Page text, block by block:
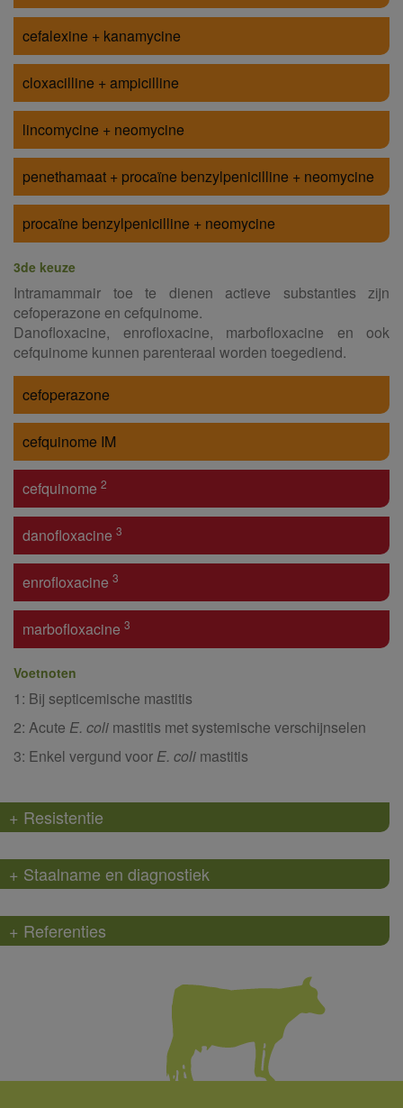
cefalexine + kanamycine
cloxacilline + ampicilline
lincomycine + neomycine
penethamaat + procaïne benzylpenicilline + neomycine
procaïne benzylpenicilline + neomycine
3de keuze
Intramammair toe te dienen actieve substanties zijn
cefoperazone en cefquinome.
Danofloxacine, enrofloxacine, marbofloxacine en ook
cefquinome kunnen parenteraal worden toegediend.
cefoperazone
cefquinome IM
cefquinome 2
danofloxacine 3
enrofloxacine 3
marbofloxacine 3
Voetnoten
1: Bij septicemische mastitis
2: Acute E. coli mastitis met systemische verschijnselen
3: Enkel vergund voor E. coli mastitis
+ Resistentie
+ Staalname en diagnostiek
+ Referenties